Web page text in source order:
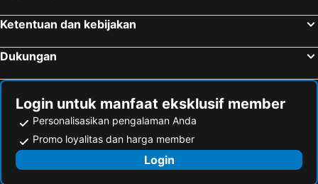
Ketentuan dan kebijakan
Dukungan
Login untuk manfaat eksklusif member
Personalisasikan pengalaman Anda
Promo loyalitas dan harga member
Login